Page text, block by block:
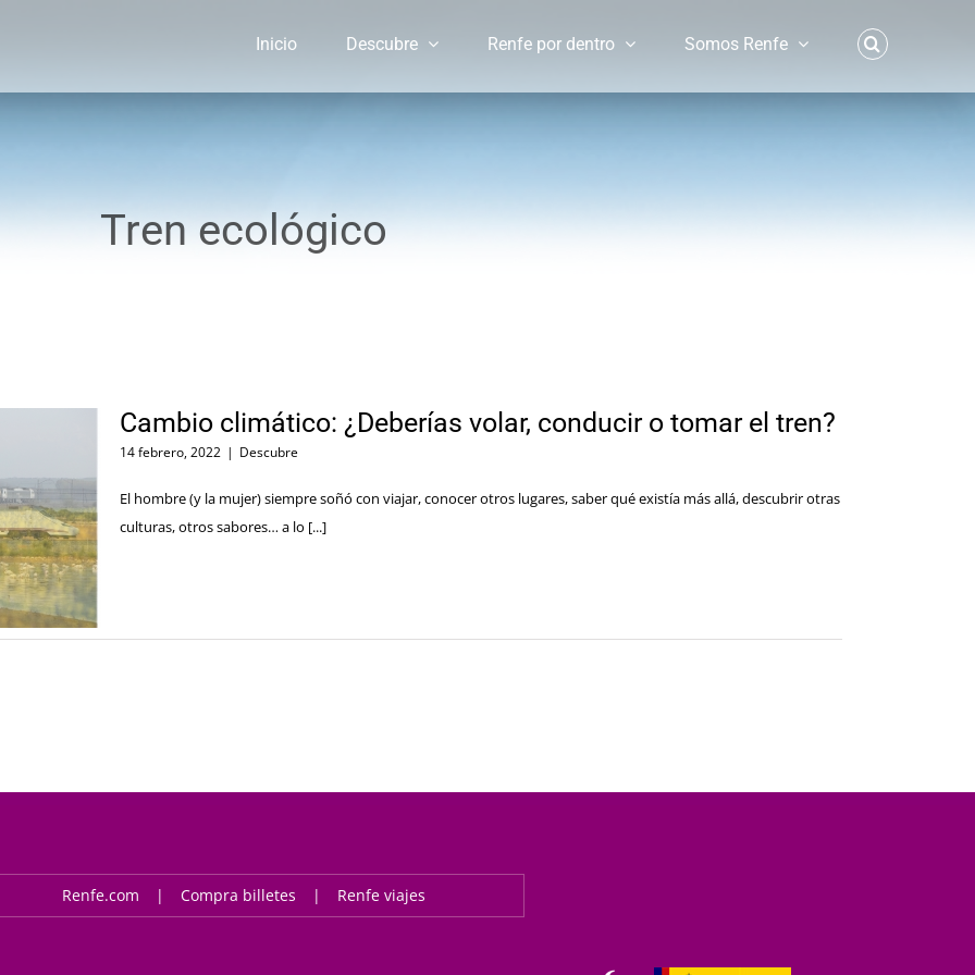
Inicio Descubre Renfe por dentro Somos Renfe
Tren ecológico
Cambio climático: ¿Deberías volar, conducir o tomar el tren?
14 febrero, 2022 | Descubre
El hombre (y la mujer) siempre soñó con viajar, conocer otros lugares, saber qué existía más allá, descubrir otras
culturas, otros sabores… a lo [...]
Renfe.com Compra billetes Renfe viajes